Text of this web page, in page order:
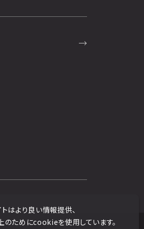
はより良い情報提供、
のためにcookieを使用しています。